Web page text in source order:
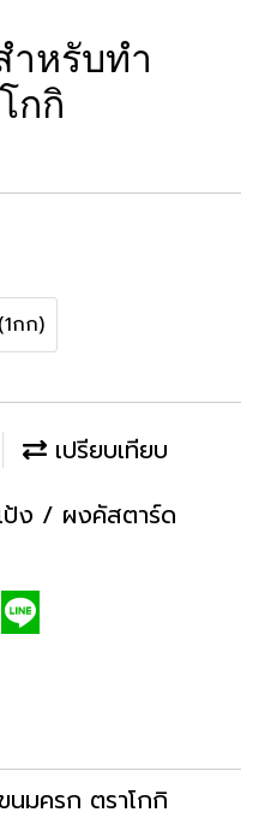
ำหรับทำ
กกิ
กก)
เปรียบเทียบ
ง / ผงคัสตาร์ด
นมครก ตราโกกิ